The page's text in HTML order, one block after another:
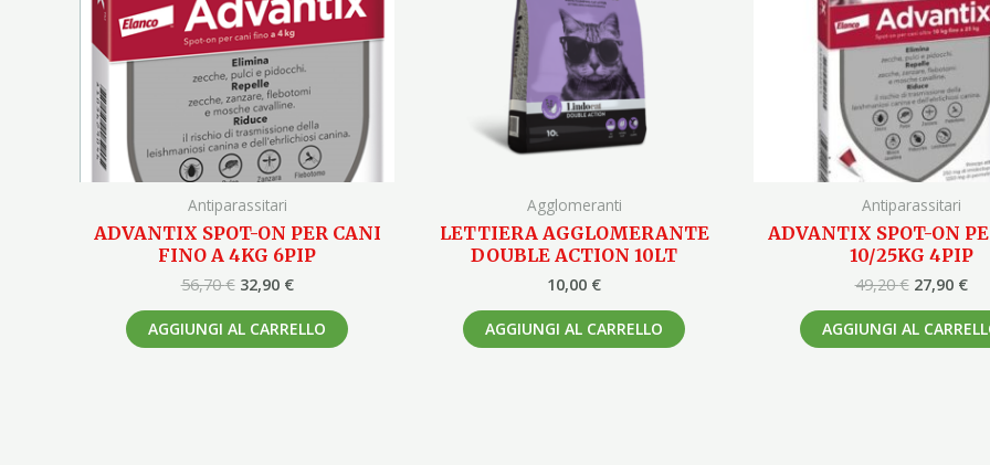
Antiparassitari
ADVANTIX SPOT-ON PER CANI
FINO A 4KG 6PIP
56,70€ 32,90 €
AGGIUNGI AL CARRELLO
Agglomeranti
LETTIERA AGGLOMERANTE
DOUBLE ACTION 10LT
10,00 €
AGGIUNGI AL CARRELLO
Antiparassitari
ADVANTIX SPOT-ON
10/25KG 4PIP
49,20€ 27,90 €
AGGIUNGI AL